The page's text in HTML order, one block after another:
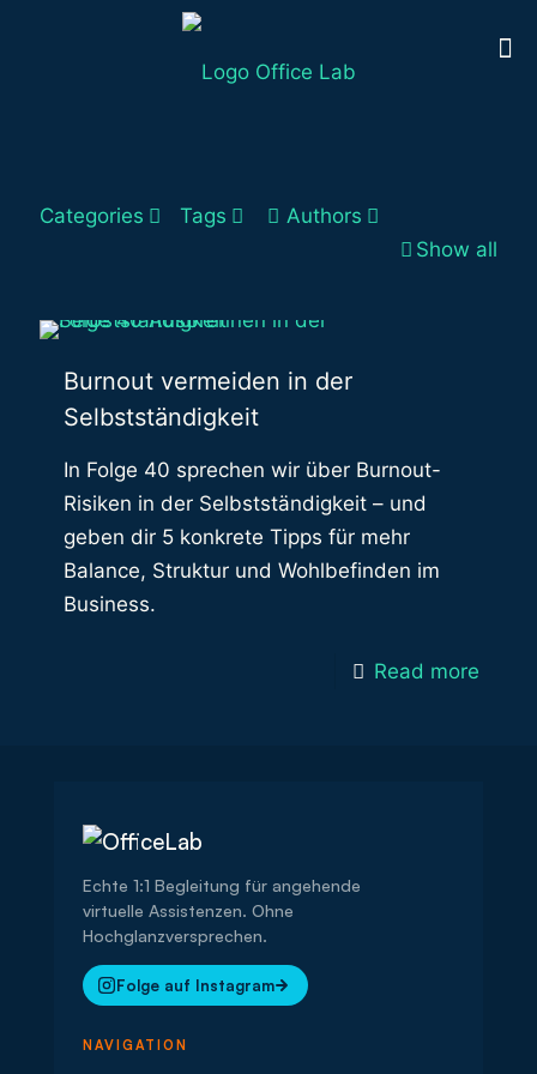
Categories Tags
Authors
Show all
Burnout vermeiden in der
Selbstständigkeit
In Folge 40 sprechen wir über Burnout-
Risiken in der Selbstständigkeit – und
geben dir 5 konkrete Tipps für mehr
Balance, Struktur und Wohlbefinden im
Business.
Read more
Echte 1:1 Begleitung für angehende
virtuelle Assistenzen. Ohne
Hochglanzversprechen.
Folge auf Instagram
NAVIGATION